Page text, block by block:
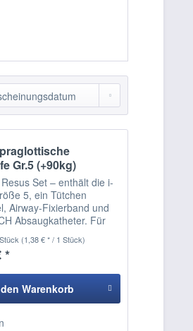
Gr.5 (+90kg)
Set – enthält die i-
5, ein Tütchen
Airway-Fixierband und
Absaugkatheter. Für
(1,38 € * / 1 Stück)
*
Warenkorb